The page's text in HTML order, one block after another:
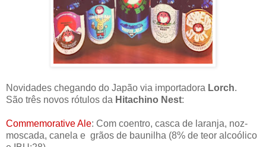
Novidades chegando do Japão via importadora Lorch.
São três novos rótulos da Hitachino Nest:
Commemorative Ale: Com coentro, casca de laranja, noz-
moscada, canela e grãos de baunilha (8% de teor alcoólico